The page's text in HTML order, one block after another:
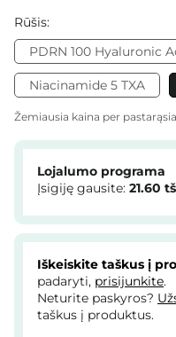
Rūšis:
PDRN 100 Hyaluronic
Niacinamide 5 TXA
Žemiausia kaina per
Lojalumo programa
Įsigiję gausite: 21.60
Iškeiskite taškus į
padaryti, prisijunkite.
Neturite paskyros?
taškus į produktus.